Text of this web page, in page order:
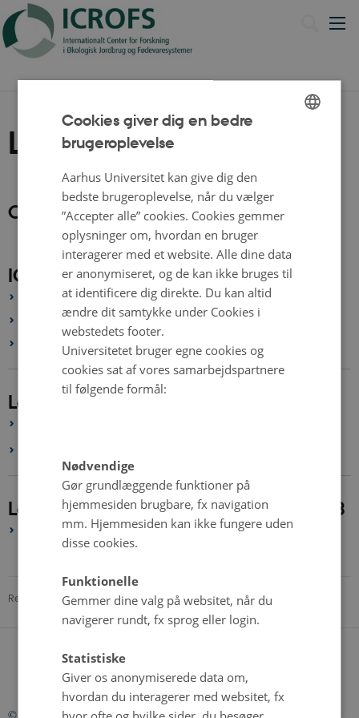
Login
Område for registrerede brugere
ICROFS' bestyrelse
Login: Bestyrelsesområde 2026 -
Login: Bestyrelsesområde 2022-2025
Login: Bestyrelsesområde 2018-2021
Login for projektsider
Loginområder med indhold fra før 2018
Login: Gammelt bestyrelsesområde (indhold før 2018)
Revideret 06.08.2026-Helene Uller-Kristensen
© Cookies på icrofs.dk
Cookies giver dig en bedre
brugeroplevelse
Aarhus Universitet kan give dig den
bedste brugeroplevelse, når du vælger
”Accepter alle” cookies. Cookies gemmer
oplysninger om, hvordan en bruger
interagerer med et website. Alle dine data
er anonymiseret, og de kan ikke bruges til
at identificere dig direkte. Du kan altid
ændre dit samtykke under Cookies i
webstedets footer.
Universitetet bruger egne cookies og
cookies sat af vores samarbejdspartnere
til følgende formål:
Nødvendige
Gør grundlæggende funktioner på
hjemmesiden brugbare, fx navigation
mm. Hjemmesiden kan ikke fungere uden
disse cookies.
Funktionelle
Gemmer dine valg på websitet, når du
navigerer rundt, fx sprog eller login.
Statistiske
Giver os anonymiserede data om,
hvordan du interagerer med websitet, fx